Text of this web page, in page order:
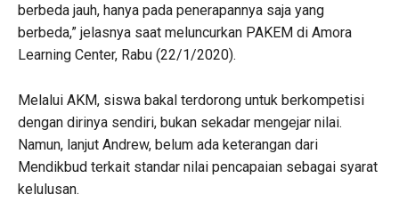
berbeda jauh, hanya pada penerapannya saja yang
berbeda,” jelasnya saat meluncurkan PAKEM di Amora
Learning Center, Rabu (22/1/2020).
Melalui AKM, siswa bakal terdorong untuk berkompetisi
dengan dirinya sendiri, bukan sekadar mengejar nilai.
Namun, lanjut Andrew, belum ada keterangan dari
Mendikbud terkait standar nilai pencapaian sebagai syarat
kelulusan.